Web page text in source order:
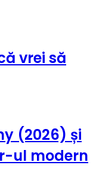
vrei să
(2026) și
ul modern